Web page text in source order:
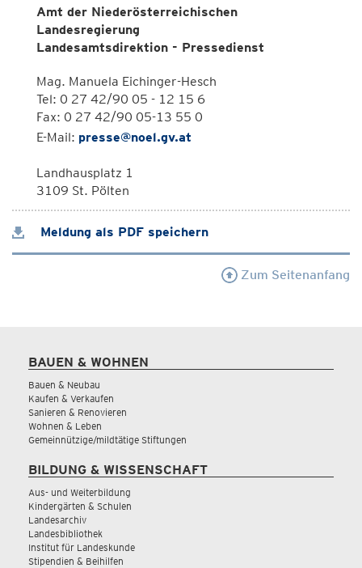
Amt der Niederösterreichischen
Landesregierung
Landesamtsdirektion - Pressedienst
Mag. Manuela Eichinger-Hesch
Tel: 0 27 42/90 05 - 12 15 6
Fax: 0 27 42/90 05-13 55 0
E-Mail: presse@noel.gv.at
Landhausplatz 1
3109 St. Pölten
Meldung als PDF speichern
Zum Seitenanfang
BAUEN & WOHNEN
Bauen & Neubau
Kaufen & Verkaufen
Sanieren & Renovieren
Wohnen & Leben
Gemeinnützige/mildtätige Stiftungen
BILDUNG & WISSENSCHAFT
Aus- und Weiterbildung
Kindergärten & Schulen
Landesarchiv
Landesbibliothek
Institut für Landeskunde
Stipendien & Beihilfen